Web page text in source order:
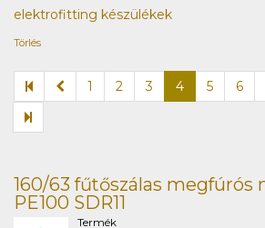
elektrofitting készülékek
Törlés
1 2 3 4 5 6
160/63 fűtőszálas megfúrós
PE100 SDR11
Termék